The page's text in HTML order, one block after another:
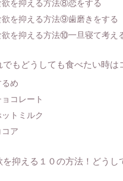
欲を抑える方法⑧恋をする
欲を抑える方法⑨歯磨きをする
欲を抑える方法⑩一旦寝て考え
でもどうしても食べたい時は
るめ
ョコレート
ットミルク
コア
を抑える１０の方法！どう